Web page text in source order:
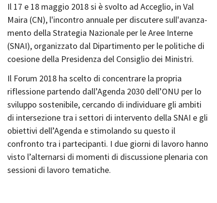
Il 17 e 18 maggio 2018 si è svolto ad Acceglio, in Val
Maira (CN), l'incontro annuale per discutere sull'avanza-
mento della Strategia Nazionale per le Aree Interne
(SNAI), organizzato dal Dipartimento per le politiche di
coesione della Presidenza del Consiglio dei Ministri.
Il Forum 2018 ha scelto di concentrare la propria
riflessione partendo dall’Agenda 2030 dell’ONU per lo
sviluppo sostenibile, cercando di individuare gli ambiti
di intersezione tra i settori di intervento della SNAI e gli
obiettivi dell’Agenda e stimolando su questo il
confronto tra i partecipanti. I due giorni di lavoro hanno
visto l’alternarsi di momenti di discussione plenaria con
sessioni di lavoro tematiche.